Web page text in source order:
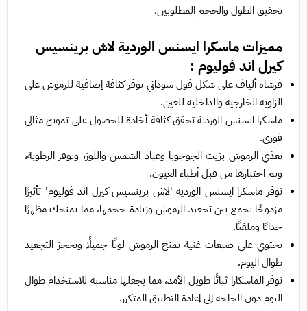
تحقيق الطول والحجم المطلوبين.
مميزاتماسكرا ايسنس الوردية لاش برينسيس
كيرل اند فوليوم :
فرشاة ألياف على شكل فول سوداني توفر كثافة إضافية للرموش على
الزاوية الخارجية والداخلية للعين.
ماسكرا ايسنس الوردية تحققكثافة أخاذة للحصول على تمويج مثالي
فوري.
تغذي الرموش بزيت الجوجوبا وعباد الشمس واللوز، وتوفر الرطوبة،
وتم اختبارها من قبل أطباء العيون.
توفر ماسكرا ايسنس الوردية 'لاش برينسيس كيرل اند فوليوم' تأثيرًا
مزدوجًا يجمع بين تجعيد الرموش وزيادة حجمها، مما يمنحك مظهرًا
جذابًا وملفتًا.
تحتوي على صبغات غنية تمنح الرموش لونًا جميلًا وتحجز التجعيد
طوال اليوم.
توفر الماسكارا ثباتًا طويل الأمد، مما يجعلها مناسبة للاستخدام طوال
اليوم دون الحاجة إلى إعادة التطبيق المتكرر.